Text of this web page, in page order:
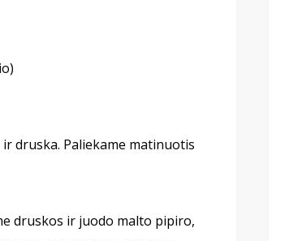
druska. Paliekame matinuotis
druskos ir juodo malto pipiro,